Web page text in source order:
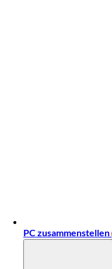
PC zusammenstellen